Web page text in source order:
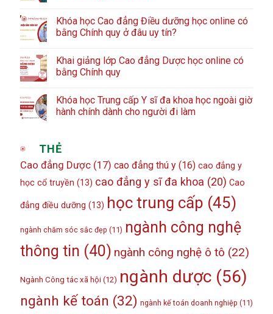
Khóa học Cao đẳng Điều dưỡng học online có
bằng Chính quy ở đâu uy tín?
Khai giảng lớp Cao đẳng Dược học online có
bằng Chính quy
Khóa học Trung cấp Y sĩ đa khoa học ngoài giờ
hành chính dành cho người đi làm
THẺ
Cao đẳng Dược(17) cao đẳng thú y(16) cao đẳng y
học cổ truyền (13) cao đẳng y sĩ đa khoa (20) Cao
đẳng điều dưỡng (13) học trung cấp (45)
ngành chăm sóc sắc đẹp (11) ngành công nghệ
thông tin (40) ngành công nghệ ô tô (22)
Ngành Công tác xã hội(12) ngành dược(56)
ngành kế toán (32) ngành kế toán doanh nghiệp (11)